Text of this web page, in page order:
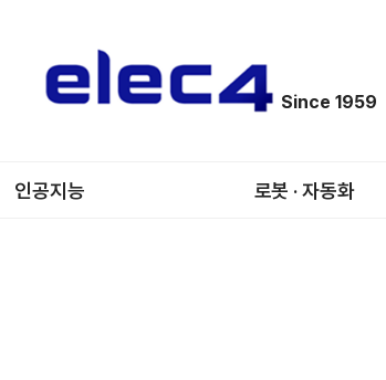
Since 1959
인공지능 로봇 · 자동화